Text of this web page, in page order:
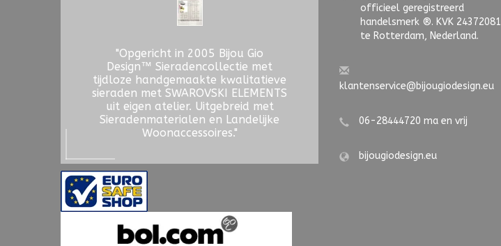
"Opgericht in 2005 Bijou Gio
Design™ Sieradencollectie met
tijdloze handgemaakte kwalitatieve
sieraden met SWAROVSKI ELEMENTS
uit eigen atelier. Uitgebreid met
Sieradenmaterialen en Landelijke
Woonaccessoires."
officieel geregistreerd
handelsmerk ®. KVK 24372081
te Rotterdam, Nederland.
klantenservice@bijougiodesign.eu
06-28444720 ma en vrij
bijougiodesign.eu